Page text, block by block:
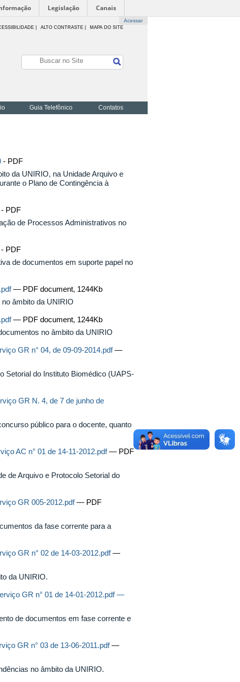
Legislação Canais
Acessar
ALTO CONTRASTE | MAPA DO SITE
Guia Telefônico Contatos
- PDF
da UNIRIO, na Unidade Arquivo e
o Plano de Contingência à
- PDF
de Processos Administrativos no
- PDF
de documentos em suporte papel no
— PDF document, 1244Kb
âmbito da UNIRIO
— PDF document, 1244Kb
no âmbito da UNIRIO
GR n° 04, de 09-09-2014.pdf—
Setorial do Instituto Biomédico (UAPS-
GR N. 4, de 7 de junho de
público para o docente, quanto
AC n° 01 de 14-11-2012.pdf— PDF
de Arquivo e Protocolo Setorial do
GR 005-2012.pdf— PDF
da fase corrente para a
GR n° 02 de 14-03-2012.pdf—
da UNIRIO.
GR n° 01 de 14-01-2012.pdf —
de documentos em fase corrente e
GR n° 03 de 13-06-2011.pdf—
no âmbito da UNIRIO.